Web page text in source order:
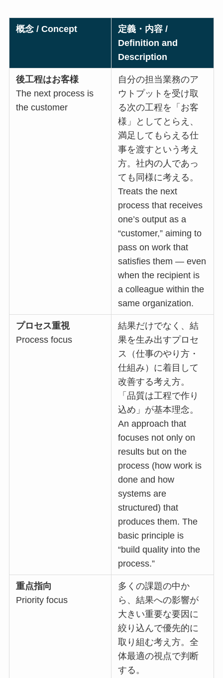
概念 / Concept
定義・内容 /
Definition and
Description
後工程はお客様
The next process is
the customer
自分の担当業務のア
ウトプットを受け取
る次の工程を「お客
様」としてとらえ、
満足してもらえる仕
事を渡すという考え
方。社内の人であっ
ても同様に考える。
Treats the next
process that receives
one’s output as a
“customer,” aiming to
pass on work that
satisfies them — even
when the recipient is
a colleague within the
same organization.
プロセス重視
Process focus
結果だけでなく、結
果を生み出すプロセ
ス（仕事のやり方・
仕組み）に着目して
改善する考え方。
「品質は工程で作り
込め」が基本理念。
An approach that
focuses not only on
results but on the
process (how work is
done and how
systems are
structured) that
produces them. The
basic principle is
“build quality into the
process.”
重点指向
Priority focus
多くの課題の中か
ら、結果への影響が
大きい重要な要因に
絞り込んで優先的に
取り組む考え方。全
体最適の視点で判断
する。